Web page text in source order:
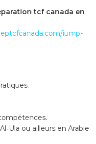
tcf canada en
iump-
ou ailleurs en Arabie